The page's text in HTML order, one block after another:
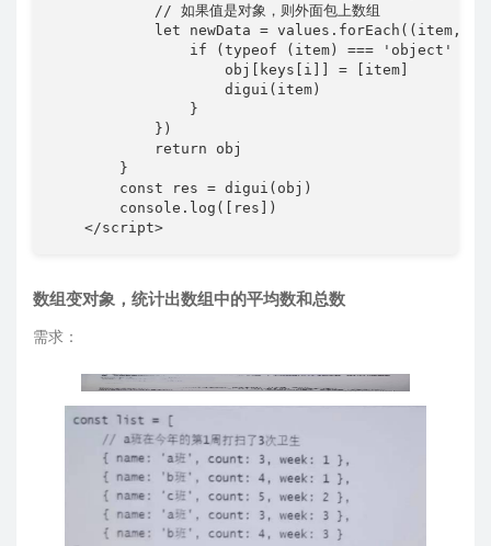
            // 如果值是对象，则外面包上数组
let newData = values.forEach((item, i)
if (typeof (item) === 'object' &&
                    obj[keys[i]] = [item]
                    digui(item)
                }
            })
            return obj
        }
        const res = digui(obj)
        console.log([res])
    </script>
数组变对象，统计出数组中的平均数和总数
需求：